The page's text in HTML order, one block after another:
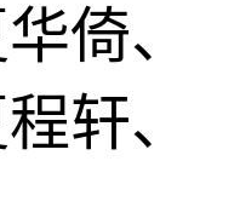
倚、
轩、